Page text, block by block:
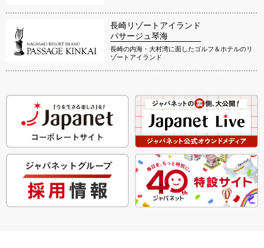
長崎リゾートアイランド
パサージュ琴海
長崎の内海・大村湾に面したゴルフ＆ホテルのリ
ゾートアイランド